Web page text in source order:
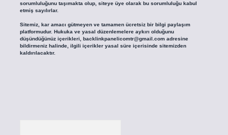
sorumluluğunu taşımakta olup, siteye üye olarak bu sorumluluğu kabul
etmiş sayılırlar.
Sitemiz, kar amacı gütmeyen ve tamamen ücretsiz bir bilgi paylaşım
platformudur. Hukuka ve yasal düzenlemelere aykırı olduğunu
düşündüğünüz içerikleri, backlinkpanelicomtr@gmail.comadresine
bildirmeniz halinde, ilgili içerikler yasal süre içerisinde sitemizden
kaldırılacaktır.